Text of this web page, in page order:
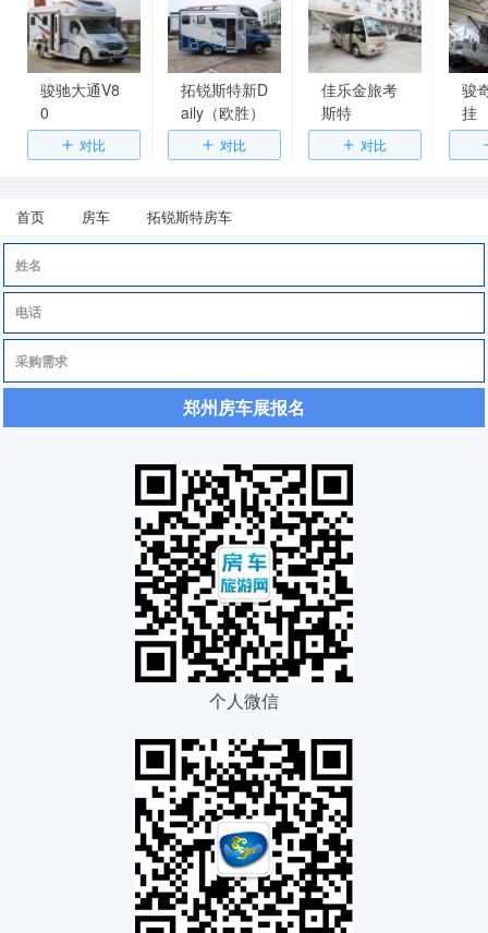
骏驰大通V8
0
拓锐斯特新D
aily（欧胜）
佳乐金旅考
斯特
骏
挂
首页 房车 拓锐斯特房车
郑州房车展报名
个人微信